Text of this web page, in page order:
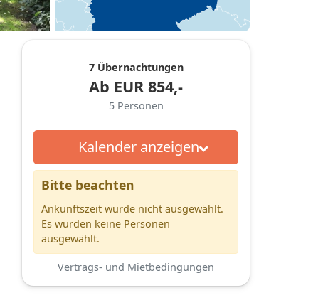
7 Übernachtungen
Ab EUR 854,-
5 Personen
Kalender anzeigen
Bitte beachten
Ankunftszeit wurde nicht ausgewählt.
Es wurden keine Personen
ausgewählt.
Vertrags- und Mietbedingungen